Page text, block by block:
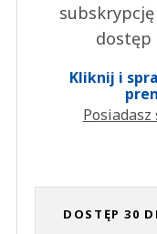
dostęp
Kliknij i
DOSTĘP 30